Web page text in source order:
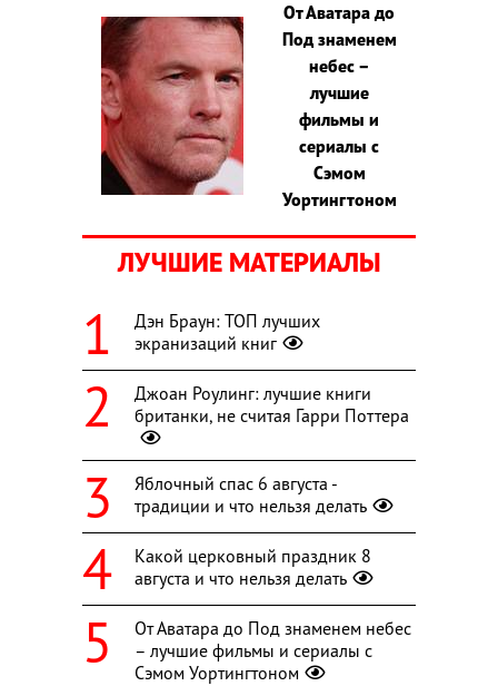
От Аватара до
Под знаменем
небес –
лучшие
фильмы и
сериалы с
Сэмом
Уортингтоном
ЛУЧШИЕ МАТЕРИАЛЫ
Дэн Браун: ТОП лучших
экранизаций книг
Джоан Роулинг: лучшие книги
британки, не считая Гарри Поттера
Яблочный спас 6 августа -
традиции и что нельзя делать
Какой церковный праздник 8
августа и что нельзя делать
От Аватара до Под знаменем небес
– лучшие фильмы и сериалы с
Сэмом Уортингтоном